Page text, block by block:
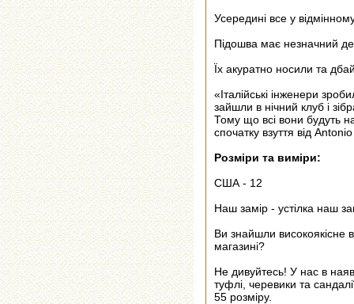
Усередині все у
Підошва має незначний
Їх акуратно носили та
«Італійські інженери
зайшли в нічний клуб і
Тому що всі вони будуть на
спочатку взуття від
Розміри та виміри:
США - 12
Наш замір - устілка наш
Ви знайшли високоякісне
магазині?
Не дивуйтесь! У нас в
туфлі, черевики та
55 розміру.